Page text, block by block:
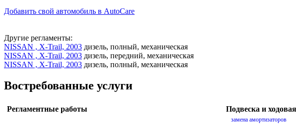
Добавить свой автомобиль в AutoCare
Другие регламенты:
NISSAN , X-Trail, 2003 дизель, полный, механическая
NISSAN , X-Trail, 2003 дизель, передний, механическая
NISSAN , X-Trail, 2003 дизель, полный, механическая
Востребованные услуги
Регламентные работы Подвеска и
замена амортизаторов